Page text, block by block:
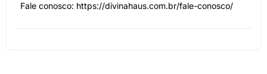
Fale conosco: https://divinahaus.com.br/fale-conosco/